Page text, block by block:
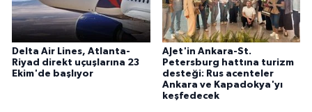
Delta Air Lines, Atlanta-
Riyad direkt uçuşlarına 23
Ekim'de başlıyor
AJet'in Ankara-St.
Petersburg hattına turizm
desteği: Rus acenteler
Ankara ve Kapadokya'yı
keşfedecek